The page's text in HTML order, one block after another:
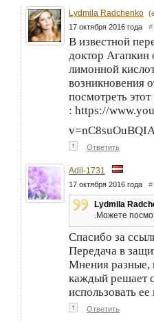
Lydmila Radchenko
17 октября 2016 года #
В известной
доктор Агапкин
лимонной
возникновения
посмотреть
: https://
↑ Ответить
Adil-1731
17 октября 2016 года #
Lydmila
.Можете
Cпасибо за
Передача в
Мнения разные,
каждый решает
использовать ее
↑ Ответить